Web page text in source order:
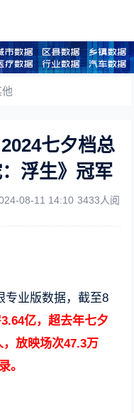
七夕档总
浮生》冠军
08-11 14:10 3433人阅
专业版数据，截至8
亿，超去年七夕
放映场次47.3万
。